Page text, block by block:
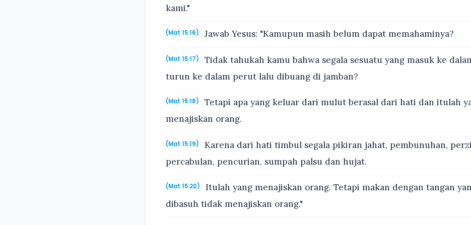
kami."
(Mat 15:16) Jawab Yesus: "Kamupun masih belum dapat memahaminya?
(Mat 15:17)
Tidak tahukah kamu bahwa segala sesuatu yang masuk ke
turun ke dalam perut lalu dibuang di jamban?
(Mat 15:18)
Tetapi apa yang keluar dari mulut berasal dari hati dan itulah
menajiskan orang.
(Mat 15:19)
Karena dari hati timbul segala pikiran jahat, pembunuhan,
percabulan, pencurian, sumpah palsu dan hujat.
(Mat 15:20)
Itulah yang menajiskan orang. Tetapi makan dengan tangan
dibasuh tidak menajiskan orang."